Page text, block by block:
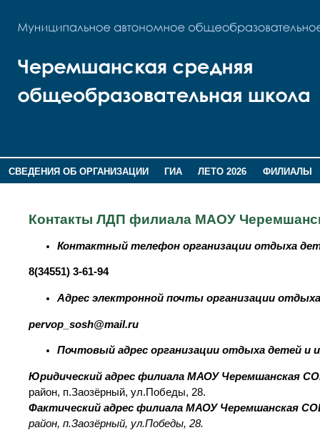
СВЕДЕНИЯ ОБ ОРГАНИЗАЦИИ ГИА ЛЕТО 2026
ФИЛИАЛЫ
Контакты ЛДП филиала МАОУ
Контактный телефон организации отдыха
8(34551) 3-61-94
Адрес электронной почты организации
pervop_sosh@mail.ru
Почтовый адрес организации отдыха детей и
Юридический адрес филиала МАОУ Черемшанская
район, п.Заозёрный, ул.Победы, 28.
Фактический адрес филиала МАОУ Черемшанская
район, п.Заозёрный, ул.Победы, 28.